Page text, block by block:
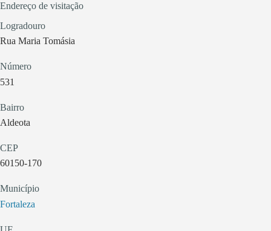
Endereço de visitação
Logradouro
Rua Maria Tomásia
Número
531
Bairro
Aldeota
CEP
60150-170
Município
Fortaleza